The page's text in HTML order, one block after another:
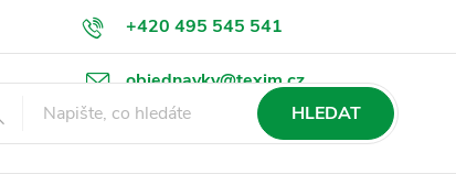
+420 495 545 541
objednavky@texim.cz
Podmínky ochrany osobních údajů Ke stažení
HLEDAT